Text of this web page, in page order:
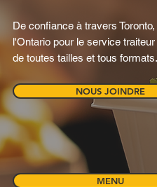
De confiance à travers
l'Ontario pour le service
de toutes tailles et tous formats.
NOUS JOINDRE
MENU